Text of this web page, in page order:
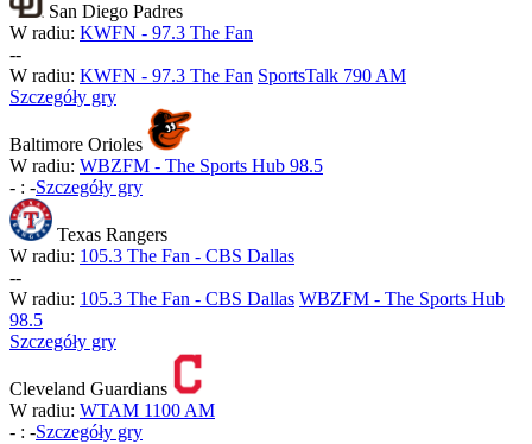
San Diego Padres
W radiu: KWFN - 97.3 The Fan
--
W radiu: KWFN - 97.3 The Fan SportsTalk 790 AM
Szczegóły gry
Baltimore Orioles
W radiu: WBZFM - The Sports Hub 98.5
- : -Szczegóły gry
Texas Rangers
W radiu: 105.3 The Fan - CBS Dallas
--
W radiu: 105.3 The Fan - CBS Dallas WBZFM - The Sports Hub
98.5
Szczegóły gry
Cleveland Guardians
W radiu: WTAM 1100 AM
- : -Szczegóły gry